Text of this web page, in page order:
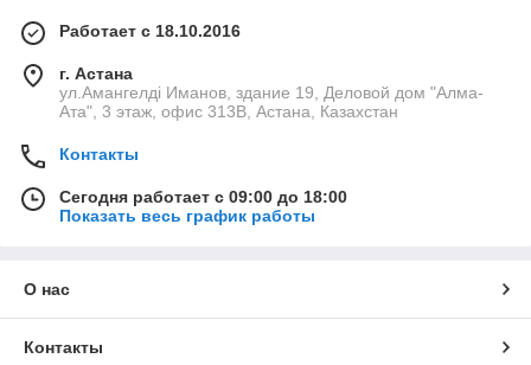
Работает с 18.10.2016
г. Астана
ул.Амангелді Иманов, здание 19, Деловой дом "Алма-
Ата", 3 этаж, офис 313В, Астана, Казахстан
Контакты
Сегодня работает с 09:00 до 18:00
Показать весь график работы
О нас
Контакты